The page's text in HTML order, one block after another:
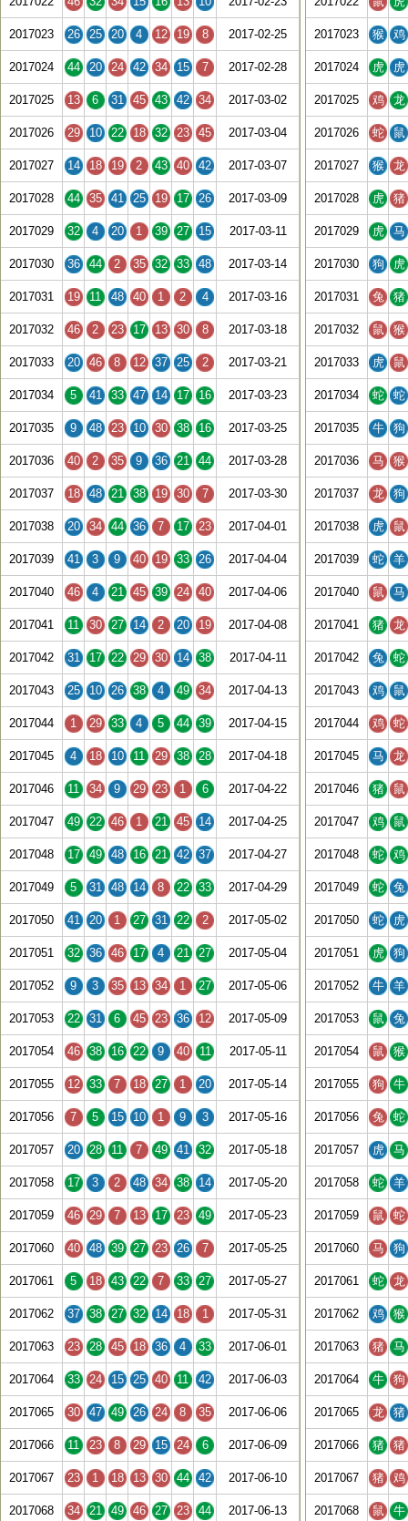
2017023 26 25 20 4 12 19 8 2017-02-25
2017024 44 20 24 42 34 15 7 2017-02-28
2017025 13 6 31 45 43 42 34 2017-03-02
2017026 29 10 22 18 32 23 45 2017-03-04
2017027 14 18 19 2 43 40 42 2017-03-07
2017028 44 35 41 25 19 17 26 2017-03-09
2017029 32 4 20 1 39 27 15 2017-03-11
2017030 36 44 2 35 32 33 48 2017-03-14
2017031 19 11 48 40 1 2 4 2017-03-16
2017032 46 2 23 17 13 30 8 2017-03-18
2017033 20 46 8 12 37 25 2 2017-03-21
2017034 5 41 33 47 14 17 16 2017-03-23
2017035 9 48 23 10 30 38 16 2017-03-25
2017036 40 2 35 9 36 21 44 2017-03-28
2017037 18 48 21 38 19 30 7 2017-03-30
2017038 20 34 44 36 7 17 23 2017-04-01
2017039 41 3 9 40 19 33 26 2017-04-04
2017040 46 4 21 45 39 24 40 2017-04-06
2017041 11 30 27 14 2 20 19 2017-04-08
2017042 31 17 22 29 30 14 38 2017-04-11
2017043 25 10 26 38 4 49 34 2017-04-13
2017044 1 29 33 4 5 44 39 2017-04-15
2017045 4 18 10 11 29 38 28 2017-04-18
2017046 11 34 9 29 23 1 6 2017-04-22
2017047 49 22 46 1 21 45 14 2017-04-25
2017048 17 49 48 16 21 42 37 2017-04-27
2017049 5 31 48 14 8 22 33 2017-04-29
2017050 41 20 1 27 31 22 2 2017-05-02
2017051 32 36 46 17 4 21 27 2017-05-04
2017052 9 3 35 13 34 1 27 2017-05-06
2017053 22 31 6 45 23 36 12 2017-05-09
2017054 46 38 16 22 9 40 11 2017-05-11
2017055 12 33 7 18 27 1 20 2017-05-14
2017056 7 5 15 10 1 9 3 2017-05-16
2017057 20 28 11 7 49 41 32 2017-05-18
2017058 17 3 2 48 34 38 14 2017-05-20
2017059 46 29 7 13 17 23 49 2017-05-23
2017060 40 48 39 27 23 26 7 2017-05-25
2017061 5 18 43 22 7 33 27 2017-05-27
2017062 37 38 27 32 14 18 1 2017-05-31
2017063 23 28 45 18 36 4 33 2017-06-01
2017064 33 24 15 25 40 11 42 2017-06-03
2017065 30 47 49 26 24 8 35 2017-06-06
2017066 11 23 8 29 15 24 6 2017-06-09
2017067 23 1 18 13 30 44 42 2017-06-10
2017068 34 21 49 46 27 23 44 2017-06-13
2017023 猴 鸡
2017024 虎 虎
2017025 鸡 龙
2017026 蛇 鼠
2017027 猴 龙
2017028 虎 猪
2017029 虎 马
2017030 狗 虎
2017031 兔 猪
2017032 鼠 猴
2017033 虎 鼠
2017034 蛇 蛇
2017035 牛 狗
2017036 马 猴
2017037 龙 狗
2017038 虎 鼠
2017039 蛇 羊
2017040 鼠 马
2017041 猪 龙
2017042 兔 蛇
2017043 鸡 鼠
2017044 鸡 蛇
2017045 马 龙
2017046 猪 鼠
2017047 鸡 鼠
2017048 蛇 鸡
2017049 蛇 兔
2017050 蛇 虎
2017051 虎 狗
2017052 牛 羊
2017053 鼠 兔
2017054 鼠 猴
2017055 狗 牛
2017056 兔 蛇
2017057 虎 马
2017058 蛇 羊
2017059 鼠 蛇
2017060 马 狗
2017061 蛇 龙
2017062 鸡 猴
2017063 猪 马
2017064 牛 狗
2017065 龙 猪
2017066 猪 猪
2017067 猪 鸡
2017068 鼠 牛